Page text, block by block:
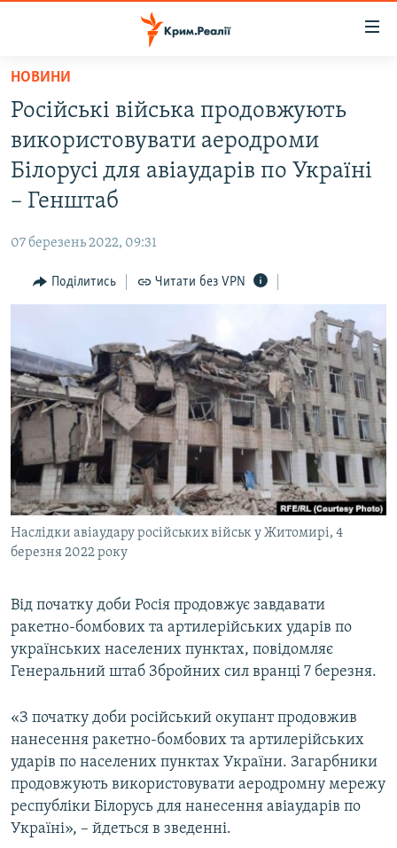
Перейти
основного
матеріалу
Перейти
до
основної
Перейти
пошуку
ВІДЕО ТА ФОТО
ПОЛІТИКА
ПОГЛЯД
ІНТЕРВ'Ю
СПЕЦПРОЕКТИ
ДЕПОРТАЦІЯ
ВІДЕОУРОКИ «ELIFBE»
СВІДЧЕННЯ ОКУПАЦІЇ
УКРАЇНСЬКА ПРОБЛЕМА КРИМУ
ІНФОГРАФІКА
ЯК ОБІЙТИ БЛОКУВАННЯ
Русский
Qırımtatar
ДОЛУЧАЙСЯ!
НОВИНИ
Російські війська продовжують
використовувати аеродроми
Білорусі для авіаударів по Україні
– Генштаб
07 березень 2022, 09:31
Поділитись Читати без VPN
Наслідки авіаудару російських військ у Житомирі, 4
березня 2022 року
Від початку доби Росія продовжує завдавати
ракетно-бомбових та артилерійських ударів по
українських населених пунктах, повідомляє
Генеральний штаб Збройних сил вранці 7 березня.
«З початку доби російський окупант продовжив
нанесення ракетно-бомбових та артилерійських
ударів по населених пунктах України. Загарбники
продовжують використовувати аеродромну мережу
республіки Білорусь для нанесення авіаударів по
Україні», – йдеться в зведенні.